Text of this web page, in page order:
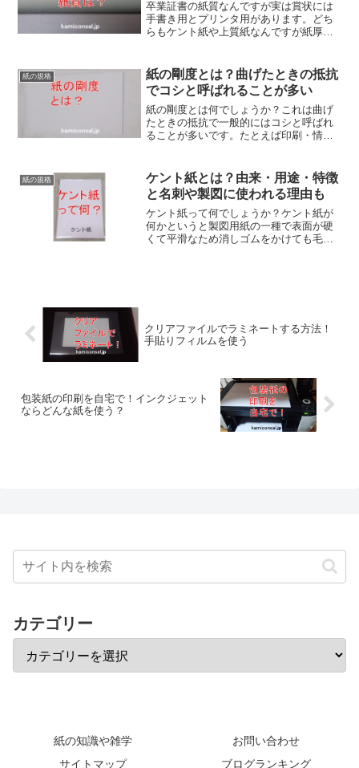
卒業証書の紙質なんですが実は賞状には
手書き用とプリンタ用があります。どち
らもケント紙や上質紙なんですが紙厚が
す。卒業証書の紙質は、学校で違うでし
ょうが印刷できる厚さが多そうです。
紙の規格
紙の剛度とは？曲げたときの抵抗
でコシと呼ばれることが多い
紙の剛度とは何でしょうか？これは曲げ
たときの抵抗で一般的にはコシと呼ばれ
ることが多いです。たとえば印刷・情報
す。紙の剛度は厚さに依存するため軽く
て強いものを作るのは難しいのです。
紙の規格
ケント紙とは？由来・用途・特徴
と名刺や製図に使われる理由も
ケント紙って何でしょうか？ケント紙が
何かというと製図用紙の一種で表面が硬
くて平滑なため消しゴムをかけても毛羽
クリアファイルでラミネートする方法！
手貼りフィルムを使う
包装紙の印刷を自宅で！インクジェット
ならどんな紙を使う？
カテゴリー
紙の知識や雑学
お問い合わせ
サイトマップ
ブログランキング